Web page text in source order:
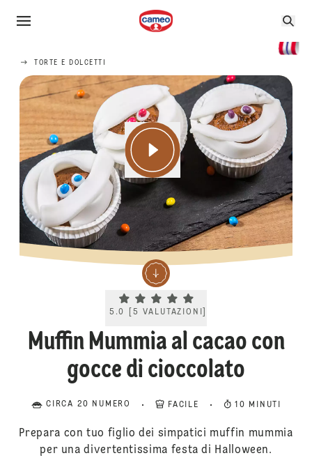
TORTE E DOLCETTI
Current rating 5.0. Click to rate.
5.0 5 VALUTAZIONI
Muffin Mummia al cacao con
gocce di cioccolato
CIRCA 20 NUMERO FACILE 10 MINUTI
Prepara con tuo figlio dei simpatici muffin mummia
per una divertentissima festa di Halloween.